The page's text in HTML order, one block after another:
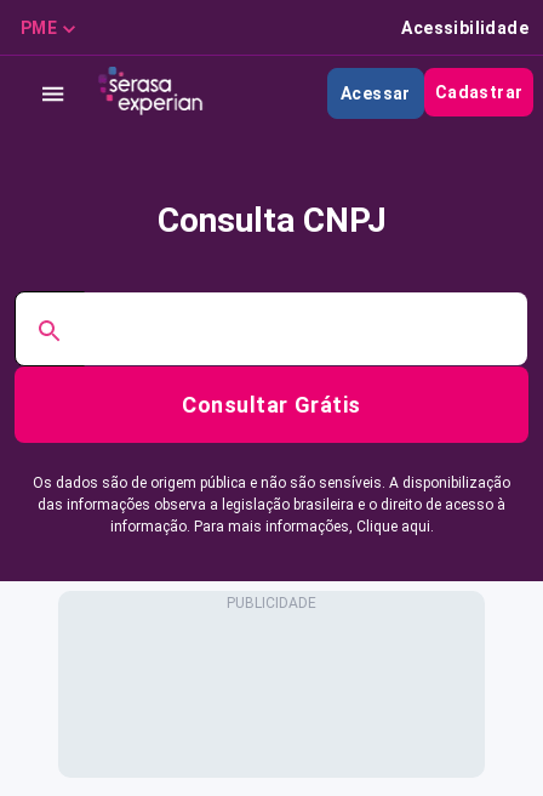
PME Acessibilidade
Acessar Cadastrar
Consulta CNPJ
Consultar Grátis
Os dados são de origem pública e não são sensíveis. A disponibilização
das informações observa a legislação brasileira e o direito de acesso à
informação. Para mais informações, Clique aqui.